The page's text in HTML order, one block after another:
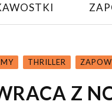
THRILLER
Z